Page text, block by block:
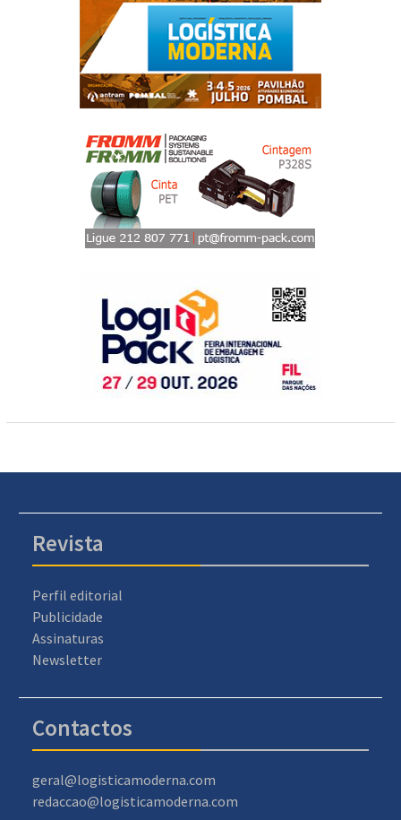
Revista
Perfil editorial
Publicidade
Assinaturas
Newsletter
Contactos
geral@logisticamoderna.com
redaccao@logisticamoderna.com